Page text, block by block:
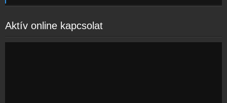
Rádiós partnerek
Rádió beágyazás
Aktív online kapcsolat